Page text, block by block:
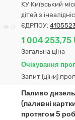
КУ Київський
дітей з
ЄДРПОУ:
1 004 253,75
Загальна ціна
Очікування
Запит (ціни)
Паливо
(паливні
протягом 5